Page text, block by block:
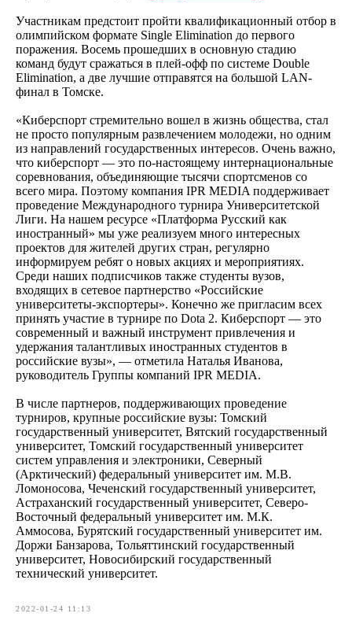
Участникам предстоит пройти квалификационный отбор в
олимпийском формате Single Elimination до первого
поражения. Восемь прошедших в основную стадию
команд будут сражаться в плей-офф по системе Double
Elimination, а две лучшие отправятся на большой LAN-
финал в Томске.
«Киберспорт стремительно вошел в жизнь общества, стал
не просто популярным развлечением молодежи, но одним
из направлений государственных интересов. Очень важно,
что киберспорт — это по-настоящему интернациональные
соревнования, объединяющие тысячи спортсменов со
всего мира. Поэтому компания IPR MEDIA поддерживает
проведение Международного турнира Университетской
Лиги. На нашем ресурсе «Платформа Русский как
иностранный» мы уже реализуем много интересных
проектов для жителей других стран, регулярно
информируем ребят о новых акциях и мероприятиях.
Среди наших подписчиков также студенты вузов,
входящих в сетевое партнерство «Российские
университеты-экспортеры». Конечно же пригласим всех
принять участие в турнире по Dota 2. Киберспорт — это
современный и важный инструмент привлечения и
удержания талантливых иностранных студентов в
российские вузы», — отметила Наталья Иванова,
руководитель Группы компаний IPR MEDIA.
В числе партнеров, поддерживающих проведение
турниров, крупные российские вузы: Томский
государственный университет, Вятский государственный
университет, Томский государственный университет
систем управления и электроники, Северный
(Арктический) федеральный университет им. М.В.
Ломоносова, Чеченский государственный университет,
Астраханский государственный университет, Северо-
Восточный федеральный университет им. М.К.
Аммосова, Бурятский государственный университет им.
Доржи Банзарова, Тольяттинский государственный
университет, Новосибирский государственный
технический университет.
2022-01-24 11:13